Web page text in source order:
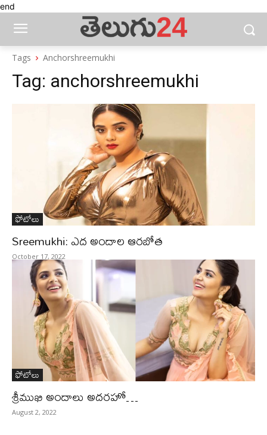
end
Tags Anchorshreemukhi
Tag: anchorshreemukhi
ఫోటోలు
Sreemukhi: ఎద అందాల ఆరబోత
October 17, 2022
ఫోటోలు
శ్రీముఖి అందాలు అదరహో…
August 2, 2022